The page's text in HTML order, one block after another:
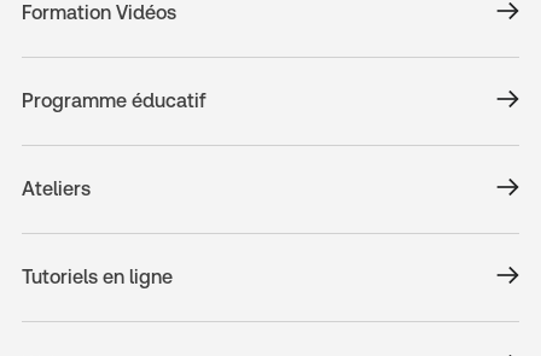
Formation Vidéos
Programme éducatif
Ateliers
Tutoriels en ligne